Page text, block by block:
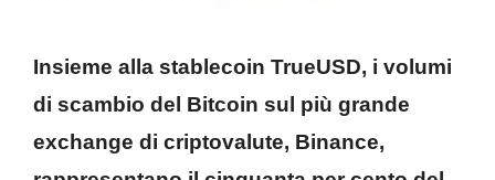
Insieme alla stablecoin TrueUSD, i volumi
di scambio del Bitcoin sul più grande
exchange di criptovalute, Binance,